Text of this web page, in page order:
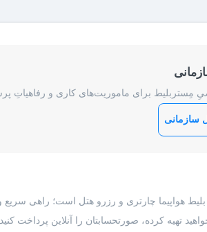
مِستربلیط برای ماموریت‌های کاری و رفاهیاتِ
سازمانی
بلیط هواپیما چارتری و رزرو هتل است؛ راهی
تهیه کرده، صورتحسابتان را آنلاین پرداخت